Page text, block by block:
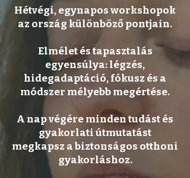
Hétvégi, egynapos workshopok
az ország különböző pontjain.
Elmélet és tapasztalás
egyensúlya: légzés,
hidegadaptáció, fókusz és a
módszer mélyebb megértése.
A nap végére minden tudást és
gyakorlati útmutatást
megkapsz a biztonságos otthoni
gyakorláshoz.